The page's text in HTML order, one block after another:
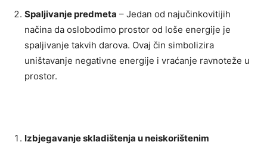
Spaljivanje predmeta – Jedan od najučinkovitijih
načina da oslobodimo prostor od loše energije je
spaljivanje takvih darova. Ovaj čin simbolizira
uništavanje negativne energije i vraćanje ravnoteže u
prostor.
Izbjegavanje skladištenja u neiskorištenim